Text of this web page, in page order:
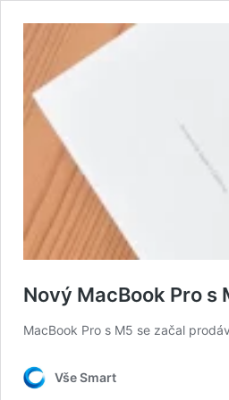
Nový MacBook Pro
MacBook Pro s M5 se začal
Vše Smart